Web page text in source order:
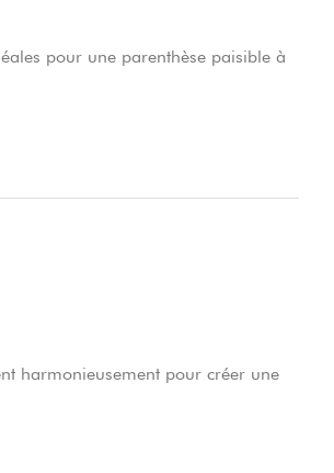
pour une parenthèse paisible à
harmonieusement pour créer une